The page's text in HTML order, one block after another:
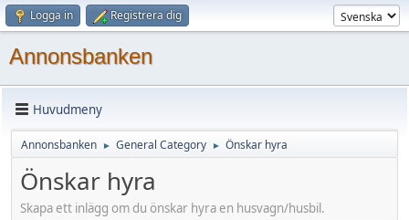
Logga in Registrera dig
Annonsbanken
Huvudmeny
Annonsbanken ► General Category ► Önskar hyra
Önskar hyra
Skapa ett inlägg om du önskar hyra en husvagn/husbil.